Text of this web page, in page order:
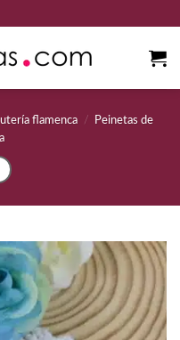
flamenca /
Peinetas de